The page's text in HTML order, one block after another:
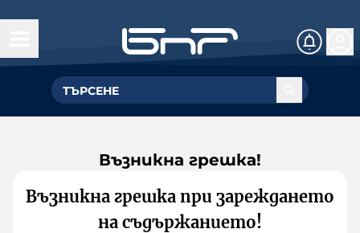
Възникна грешка!
Възникна грешка при зареждането
на съдържанието!